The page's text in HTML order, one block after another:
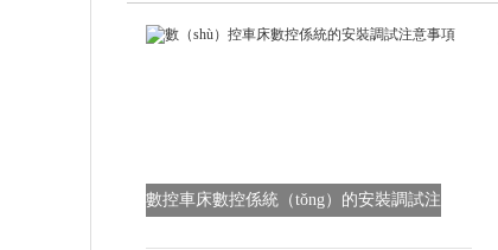
數控車床數控係統（tǒng）的安裝調試注